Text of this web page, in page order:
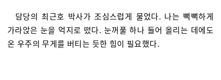
담당의 최근호 박사가 조심스럽게 물었다. 나는 뻑뻑하게
가라앉은 눈을 억지로 떴다. 눈꺼풀 하나 들어 올리는 데에도
온 우주의 무게를 버티는 듯한 힘이 필요했다.